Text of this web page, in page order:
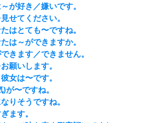
が好き／嫌いです。
せてください。
はとても〜ですね。
は～ができますか。
きます／できません。
願いします。
女は〜です。
が〜ですね。
りそうですね。
ます。